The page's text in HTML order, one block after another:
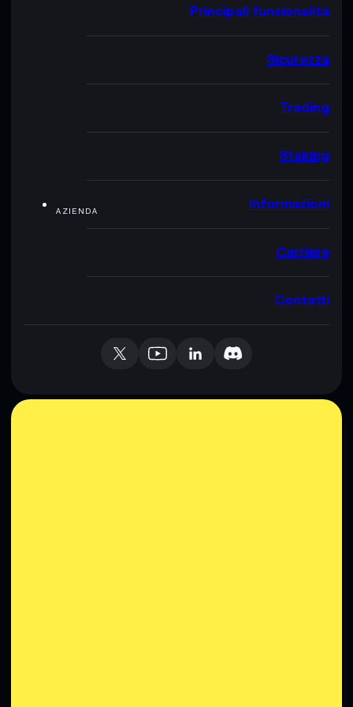
Principali funzionalità
Sicurezza
Trading
Staking
AZIENDA Informazioni
Carriere
Contatti